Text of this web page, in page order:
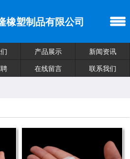
橡塑制品有限公司
产品展示
新闻资讯
在线留言 联系我们